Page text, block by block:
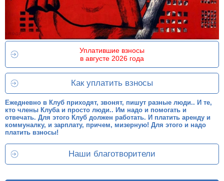
Уплатившие взносы
в августе 2026 года
Как уплатить взносы
Ежедневно в Клуб приходят, звонят, пишут разные люди.. И те,
кто члены Клуба и просто люди.. Им надо и помогать и
отвечать. Для этого Клуб должен работать. И платить аренду и
коммуналку, и зарплату, причем, мизерную! Для этого и надо
платить взносы!
Наши благотворители